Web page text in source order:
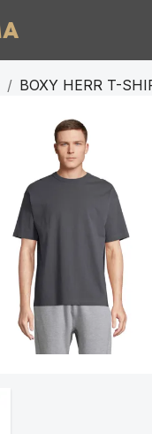
/ BOXY HERR T-